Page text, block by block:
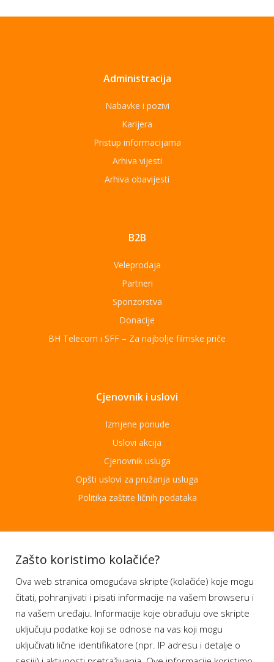
Administracija
Nabavke i pozivi
Karijera
Pristup informacijama
Arhiva vijesti
Arhiva obavijesti
B2B
Veleprodaja
Partneri
Sponzorstva
Donacije
BH Telecom i SFF – Za najbolje filmske priče
Cjenovnik i uslovi
Izmjene ponude
Uslovi akcija
Cjenovnik usluga
Opšti uslovi za pružanja usluga
Politika zaštite ličnih podataka
Aplikacije
Moj BH Telecom
Dostupnost usluga
Moja webTV
Aukcije BH Telecom
Zašto koristimo kolačiće?
Ova web stranica omogućava skripte (kolačiće) koje mogu
čitati, pohranjivati i pisati informacije na vašem browseru i
na vašem uređaju. Informacije koje obrađuju ove skripte
uključuju podatke koji se odnose na vas koji mogu
uključivati lične identifikatore (npr. IP adresu i detalje o